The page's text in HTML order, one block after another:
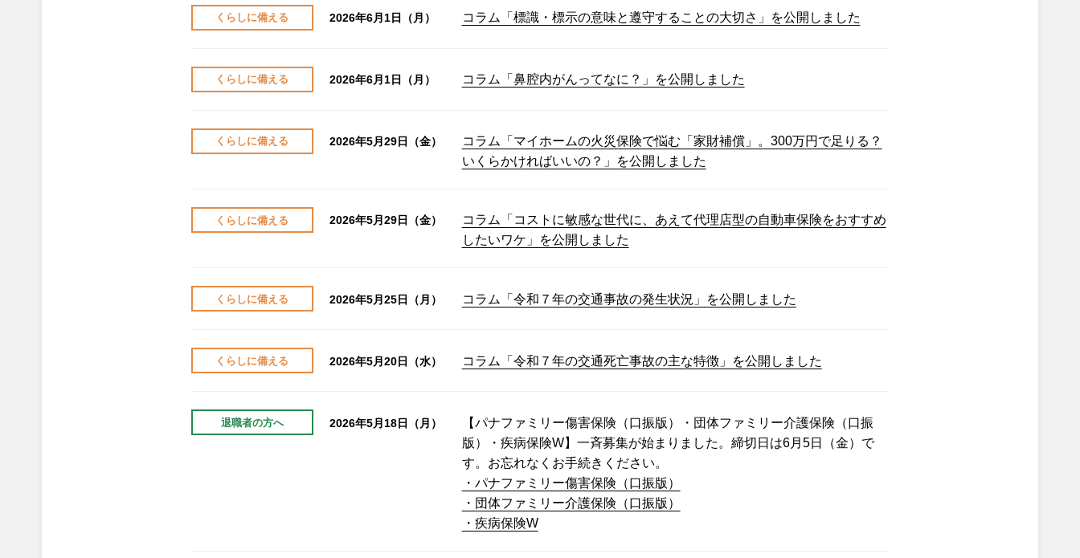
くらしに備える 2026年6月1日（月） コラム「標識・標示の意味と遵守することの大切さ」を公開しました
くらしに備える 2026年6月1日（月） コラム「鼻腔内がんってなに？」を公開しました
くらしに備える 2026年5月29日（金）
コラム「マイホームの火災保険で悩む「家財補償」。300万円で足りる？
いくらかければいいの？」を公開しました
くらしに備える 2026年5月29日（金）
コラム「コストに敏感な世代に、あえて代理店型の自動車保険をおすすめ
したいワケ」を公開しました
くらしに備える 2026年5月25日（月） コラム「令和７年の交通事故の発生状況」を公開しました
くらしに備える 2026年5月20日（水） コラム「令和７年の交通死亡事故の主な特徴」を公開しました
退職者の方へ 2026年5月18日（月）
【パナファミリー傷害保険（口振版）・団体ファミリー介護保険（口振
版）・疾病保険W】一斉募集が始まりました。締切日は6月5日（金）で
す。お忘れなくお手続きください。
・パナファミリー傷害保険（口振版）
・団体ファミリー介護保険（口振版）
・疾病保険W